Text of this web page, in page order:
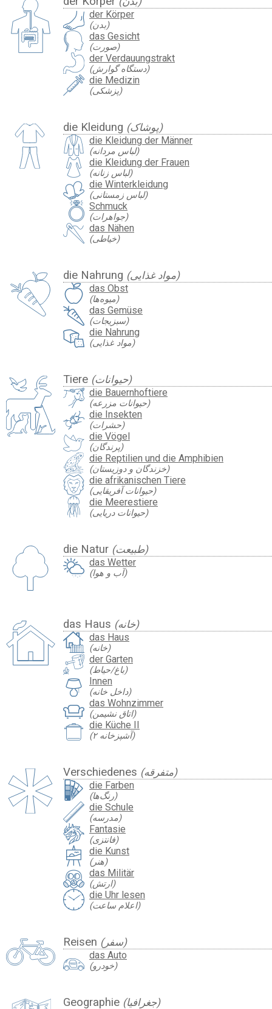
der Körper
(بدن)
das Gesicht
(صورت)
der Verdauungstrakt
(دستگاه گوارش)
die Medizin
(پزشکی)
die Kleidung (پوشاک)
die Kleidung der Männer
(لباس مردانه)
die Kleidung der Frauen
(لباس زنانه)
die Winterkleidung
(لباس زمستانی)
Schmuck
(جواهرات)
das Nähen
(خیاطی)
die Nahrung (مواد غذایی)
das Obst
(میوه‌ها)
das Gemüse
(سبزیجات)
die Nahrung
(مواد غذایی)
Tiere (حیوانات)
die Bauernhoftiere
(حیوانات مزرعه)
die Insekten
(حشرات)
die Vögel
(پرندگان)
die Reptilien und die Amphibien
(خزندگان و دوزیستان)
die afrikanischen Tiere
(حیوانات آفریقایی)
die Meerestiere
(حیوانات دریایی)
die Natur (طبیعت)
das Wetter
(آب و هوا)
das Haus (خانه)
das Haus
(خانه)
der Garten
(باغ/حیاط)
Innen
(داخل خانه)
das Wohnzimmer
(اتاق نشیمن)
die Küche II
(آشپزخانه ۲)
Verschiedenes (متفرقه)
die Farben
(رنگ‌ها)
die Schule
(مدرسه)
Fantasie
(فانتزی)
die Kunst
(هنر)
das Militär
(ارتش)
die Uhr lesen
(اعلام ساعت)
Reisen (سفر)
das Auto
(خودرو)
Geographie (جغرافیا)